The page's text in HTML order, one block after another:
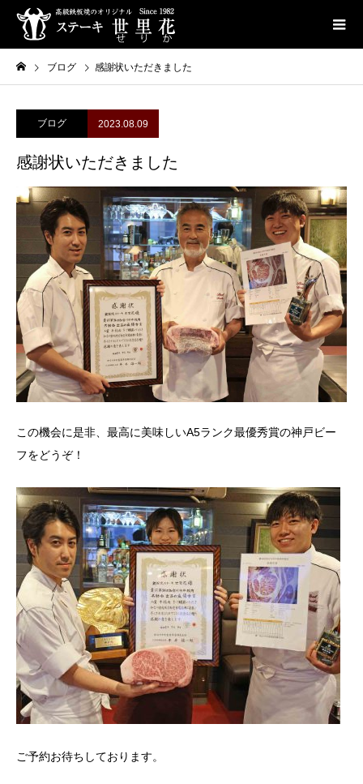
ブログ 感謝状いただきました
ブログ 2023.08.09
感謝状いただきました
この機会に是非、最高に美味しいA5ランク最優秀賞の神戸ビー
フをどうぞ！
ご予約お待ちしております。